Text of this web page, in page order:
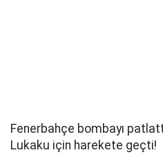
Fenerbahçe bombayı
Lukaku için harekete geçti!